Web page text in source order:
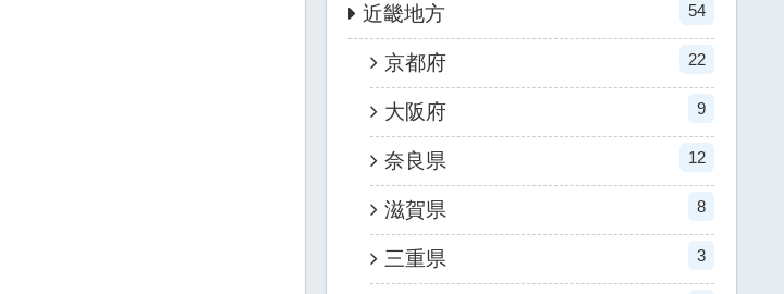
近畿地方 54
京都府 22
大阪府 9
奈良県 12
滋賀県 8
三重県 3